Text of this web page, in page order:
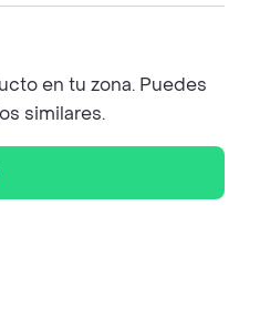
en tu zona. Puedes
similares.